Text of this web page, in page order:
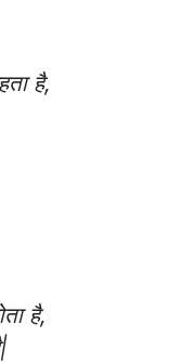
है,
है,